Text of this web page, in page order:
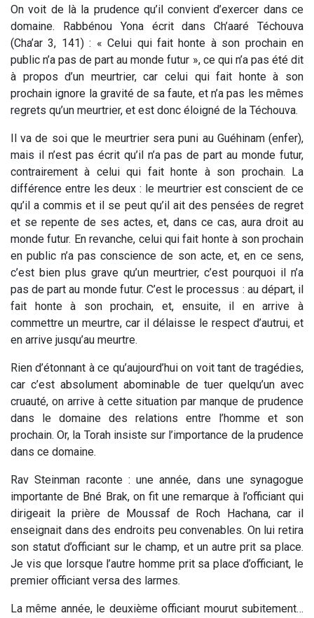
On voit de là la prudence qu’il convient d’exercer dans ce
domaine. Rabbénou Yona écrit dans Ch’aaré Téchouva
(Cha’ar 3, 141) : « Celui qui fait honte à son prochain en
public n’a pas de part au monde futur », ce qui n’a pas été dit
à propos d’un meurtrier, car celui qui fait honte à son
prochain ignore la gravité de sa faute, et n’a pas les mêmes
regrets qu’un meurtrier, et est donc éloigné de la Téchouva.
Il va de soi que le meurtrier sera puni au Guéhinam (enfer),
mais il n’est pas écrit qu’il n’a pas de part au monde futur,
contrairement à celui qui fait honte à son prochain. La
différence entre les deux : le meurtrier est conscient de ce
qu’il a commis et il se peut qu’il ait des pensées de regret
et se repente de ses actes, et, dans ce cas, aura droit au
monde futur. En revanche, celui qui fait honte à son prochain
en public n’a pas conscience de son acte, et, en ce sens,
c’est bien plus grave qu’un meurtrier, c’est pourquoi il n’a
pas de part au monde futur. C’est le processus : au départ, il
fait honte à son prochain, et, ensuite, il en arrive à
commettre un meurtre, car il délaisse le respect d’autrui, et
en arrive jusqu’au meurtre.
Rien d’étonnant à ce qu’aujourd’hui on voit tant de tragédies,
car c’est absolument abominable de tuer quelqu’un avec
cruauté, on arrive à cette situation par manque de prudence
dans le domaine des relations entre l’homme et son
prochain. Or, la Torah insiste sur l’importance de la prudence
dans ce domaine.
Rav Steinman raconte : une année, dans une synagogue
importante de Bné Brak, on fit une remarque à l’officiant qui
dirigeait la prière de Moussaf de Roch Hachana, car il
enseignait dans des endroits peu convenables. On lui retira
son statut d’officiant sur le champ, et un autre prit sa place.
Je vis que lorsque l’autre homme prit sa place d’officiant, le
premier officiant versa des larmes.
La même année, le deuxième officiant mourut subitement…